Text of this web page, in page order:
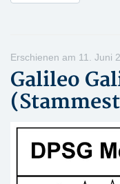
Erschienen am 11. Juni
Galileo